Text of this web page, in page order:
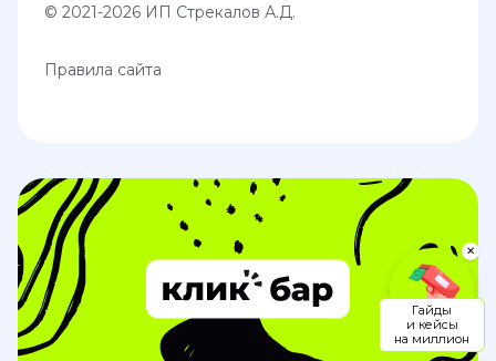
© 2021-2026 ИП Стрекалов А.Д.
Правила сайта
✕
Гайды
и кейсы
на миллион